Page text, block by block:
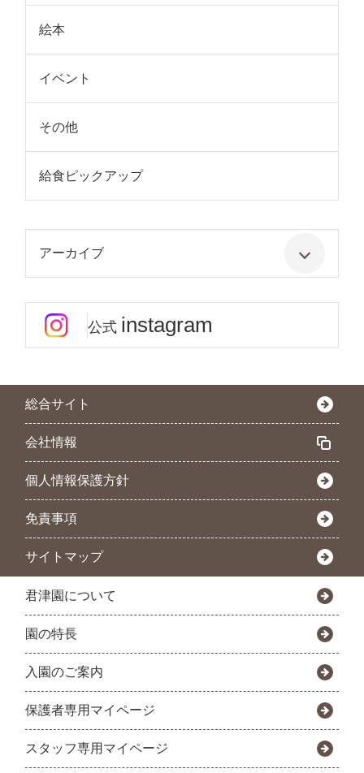
絵本
イベント
その他
給食ピックアップ
アーカイブ
公式 instagram
総合サイト
会社情報
個人情報保護方針
免責事項
サイトマップ
君津園について
園の特長
入園のご案内
保護者専用マイページ
スタッフ専用マイページ